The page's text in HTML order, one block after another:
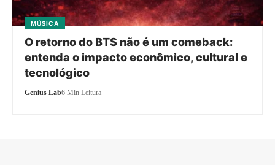
MÚSICA
O retorno do BTS não é um comeback:
entenda o impacto econômico, cultural e
tecnológico
Genius Lab6 Min Leitura